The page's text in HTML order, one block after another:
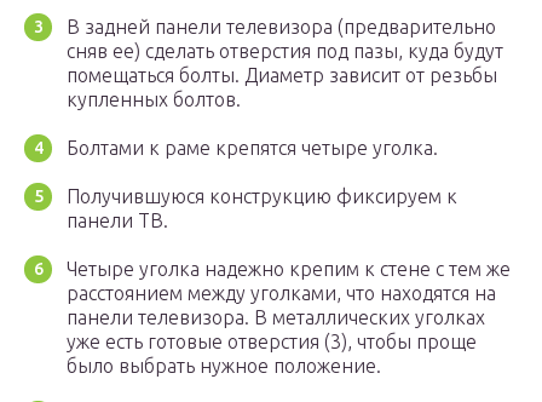
В задней панели телевизора (предварительно
сняв ее) сделать отверстия под пазы, куда будут
помещаться болты. Диаметр зависит от резьбы
купленных болтов.
Болтами к раме крепятся четыре уголка.
Получившуюся конструкцию фиксируем к
панели ТВ.
Четыре уголка надежно крепим к стене с тем же
расстоянием между уголками, что находятся на
панели телевизора. В металлических уголках
уже есть готовые отверстия (3), чтобы проще
было выбрать нужное положение.